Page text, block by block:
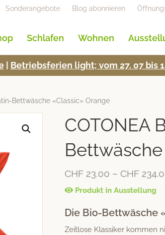
Sonderangebote Blog abonnieren
Schlafen Wohnen
Betrieb­s­fe­rien light; vom 27. 07 bis
Bettwäsche «Classic» Orange
COTONEA
CHF 23.00 – CHF
Produkt in Ausstellung
Die Bio-Bettwäsche
Zeitlose Klassiker kommen